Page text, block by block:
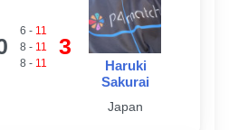
6 - 11
8 - 11
8 - 11
3
Haruki
Sakurai
Japan